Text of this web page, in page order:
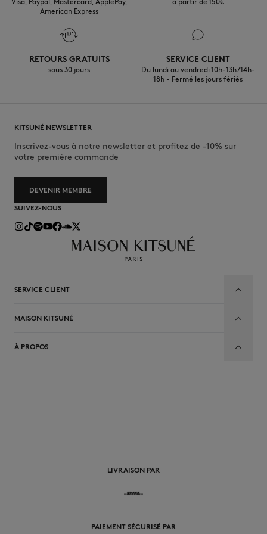
American Express
RETOURS GRATUITS
sous 30 jours
SERVICE CLIENT
Du lundi au vendredi 10h-13h/14h-
18h - Fermé les jours fériés
KITSUNÉ NEWSLETTER
Inscrivez-vous à notre newsletter et profitez de -10% sur
votre première commande
DEVENIR MEMBRE
SUIVEZ-NOUS
SERVICE CLIENT
MAISON KITSUNÉ
À PROPOS
LIVRAISON PAR
PAIEMENT SÉCURISÉ PAR